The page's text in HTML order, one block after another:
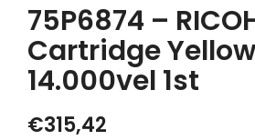
75P6874 –
Cartridge Yellow
14.000vel 1st
€315,42